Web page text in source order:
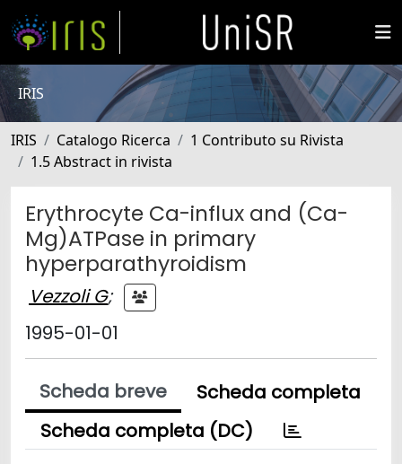
IRIS
IRIS Catalogo Ricerca
1 Contributo su Rivista
1.5 Abstract in rivista
Erythrocyte Ca-influx and (Ca-
Mg)ATPase in primary
hyperparathyroidism
Vezzoli G;
1995-01-01
Scheda breve
Scheda completa
Scheda completa (DC)